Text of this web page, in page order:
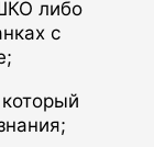
либо
с